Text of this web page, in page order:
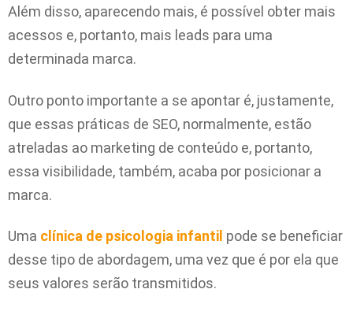
Além disso, aparecendo mais, é possível obter mais
acessos e, portanto, mais leads para uma
determinada marca.
Outro ponto importante a se apontar é, justamente,
que essas práticas de SEO, normalmente, estão
atreladas ao marketing de conteúdo e, portanto,
essa visibilidade, também, acaba por posicionar a
marca.
Uma clínica de psicologia infantil pode se beneficiar
desse tipo de abordagem, uma vez que é por ela que
seus valores serão transmitidos.